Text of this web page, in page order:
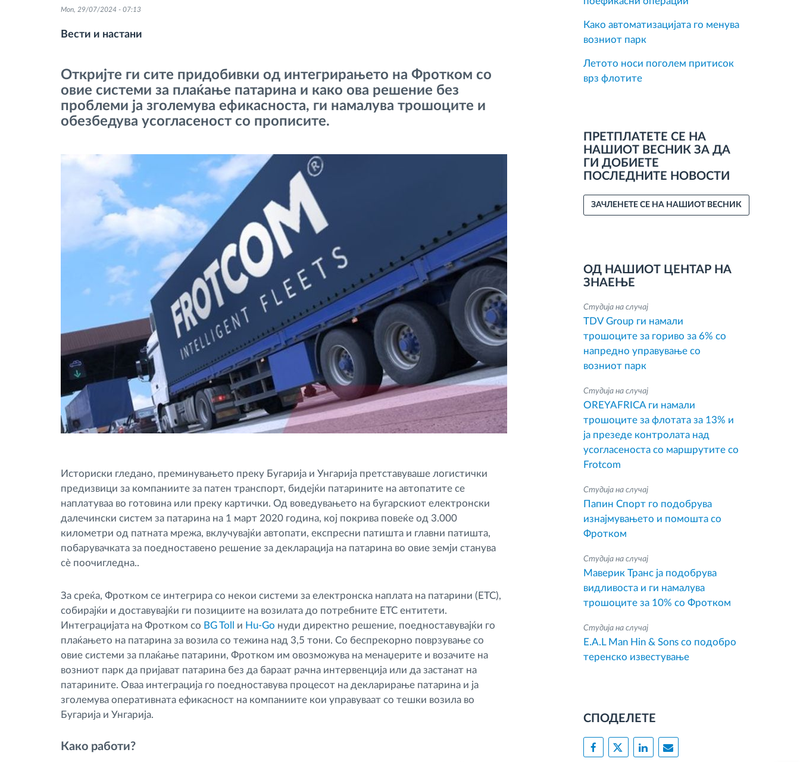
Контрола на пристап
Планирање и следење на рутите
Откријте ги сите можности
Mon, 29/07/2024 - 07:13
Вести и настани
Откријте ги сите придобивки од интегрирањето на Фротком со
овие системи за плаќање патарина и како ова решение без
проблеми ја зголемува ефикасноста, ги намалува трошоците и
обезбедува усогласеност со прописите.
Историски гледано, преминувањето преку Бугарија и Унгарија претставуваше логистички
предизвици за компаниите за патен транспорт, бидејќи патарините на автопатите се
наплатуваа во готовина или преку картички. Од воведувањето на бугарскиот електронски
далечински систем за патарина на 1 март 2020 година, кој покрива повеќе од 3.000
километри од патната мрежа, вклучувајќи автопати, експресни патишта и главни патишта,
побарувачката за поедноставено решение за декларација на патарина во овие земји станува
сè поочигледна..
За среќа, Фротком се интегрира со некои системи за електронска наплата на патарини (ETC),
собирајќи и доставувајќи ги позициите на возилата до потребните ETC ентитети.
Интеграцијата на Фротком со BG Toll и Hu-Go нуди директно решение, поедноставувајќи го
плаќањето на патарина за возила со тежина над 3,5 тони. Со беспрекорно поврзување со
овие системи за плаќање патарини, Фротком им овозможува на менаџерите и возачите на
возниот парк да пријават патарина без да бараат рачна интервенција или да застанат на
патарините. Оваа интеграција го поедноставува процесот на декларирање патарина и ја
зголемува оперативната ефикасност на компаниите кои управуваат со тешки возила во
Бугарија и Унгарија.
Како работи?
Како автоматизацијата го менува
возниот парк
Летото носи поголем притисок
врз флотите
ПРЕТПЛАТЕТЕ СЕ НА
НАШИОТ ВЕСНИК ЗА ДА
ГИ ДОБИЕТЕ
ПОСЛЕДНИТЕ НОВОСТИ
ЗАЧЛЕНЕТЕ СЕ НА НАШИОТ ВЕСНИК
ОД НАШИОТ ЦЕНТАР НА
ЗНАЕЊЕ
Студија на случај
TDV Group ги намали
трошоците за гориво за 6% со
напредно управување со
возниот парк
Студија на случај
OREYAFRICA ги намали
трошоците за флотата за 13% и
ја презеде контролата над
усогласеноста со маршрутите со
Frotcom
Студија на случај
Папин Спорт го подобрува
изнајмувањето и помошта со
Фротком
Студија на случај
Маверик Транс ја подобрува
видливоста и ги намалува
трошоците за 10% со Фротком
Студија на случај
E.A.L Man Hin & Sons со подобро
теренско известување
СПОДЕЛЕТЕ